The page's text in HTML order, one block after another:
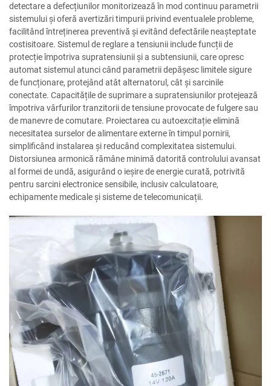
detectare a defecțiunilor monitorizează în mod continuu parametrii
sistemului și oferă avertizări timpurii privind eventualele probleme,
facilitând întreținerea preventivă și evitând defectările neașteptate
costisitoare. Sistemul de reglare a tensiunii include funcții de
protecție împotriva supratensiunii și a subtensiunii, care opresc
automat sistemul atunci când parametrii depășesc limitele sigure
de funcționare, protejând atât alternatorul, cât și sarcinile
conectate. Capacitățile de suprimare a supratensiunilor protejează
împotriva vârfurilor tranzitorii de tensiune provocate de fulgere sau
de manevre de comutare. Proiectarea cu autoexcitație elimină
necesitatea surselor de alimentare externe în timpul pornirii,
simplificând instalarea și reducând complexitatea sistemului.
Distorsiunea armonică rămâne minimă datorită controlului avansat
al formei de undă, asigurând o ieșire de energie curată, potrivită
pentru sarcini electronice sensibile, inclusiv calculatoare,
echipamente medicale și sisteme de telecomunicații.